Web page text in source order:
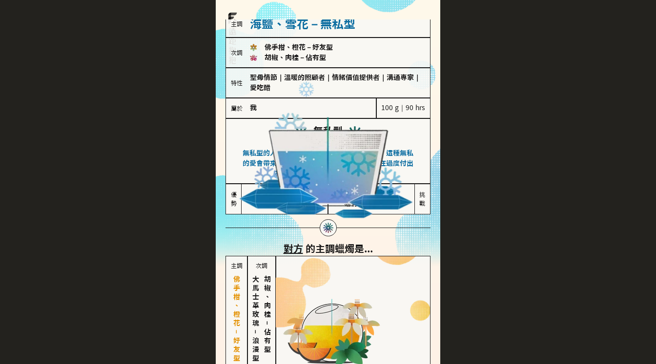
主調 海鹽、雪花－無私型
次調
佛手柑、橙花 － 好友型
胡椒、肉桂 － 佔有型
特性
聖母情節 溫暖的照顧者 情緒價值提供者 溝通專家
愛吃醋
屬於 我 100 g｜90 hrs
無私型
海鹽、雪花
無私型的人傾向用心呵護、滿足另一半的需求，這種無私
的愛會帶來緊密的關係連結，但也可能讓他們在過度付出
中迷失自我，忽略自己真正的需求。
優
勢
無私奉獻
讓伴侶感受到關懷
較難設立界線
易有強烈情感依賴
挑
戰
對方的主調蠟燭是...
主調
佛手柑、橙花－好友型
次調
大馬士革玫瑰
－
浪漫型
胡椒、肉桂
－
佔有型